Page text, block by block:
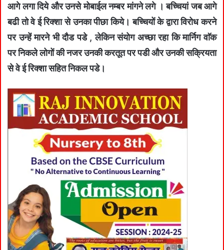
आगे लगा दिये और उनसे मोबाईल नम्बर मांगने लगे । बच्चियां जब आगे
बढी तो वे ई रिक्शा से उनका पीछा किये। बच्चियों के द्वारा विरोध करने
पर उन्हें मारने भी दौड पडे , लेकिन संयोग अच्छा रहा कि मार्निग वाॅक
पर निकले लोगों की नजर उनकी करतूत पर पडी और उनकी सक्रियता
से वे ई रिक्शा सहित निकल पडे।